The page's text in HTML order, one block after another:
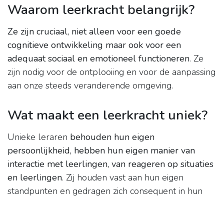
Waarom leerkracht belangrijk?
Ze zijn cruciaal, niet alleen voor een goede
cognitieve ontwikkeling maar ook voor een
adequaat sociaal en emotioneel functioneren. Ze
zijn nodig voor de ontplooiing en voor de aanpassing
aan onze steeds veranderende omgeving.
Wat maakt een leerkracht uniek?
Unieke leraren behouden hun eigen
persoonlijkheid, hebben hun eigen manier van
interactie met leerlingen, van reageren op situaties
en leerlingen. Zij houden vast aan hun eigen
standpunten en gedragen zich consequent in hun